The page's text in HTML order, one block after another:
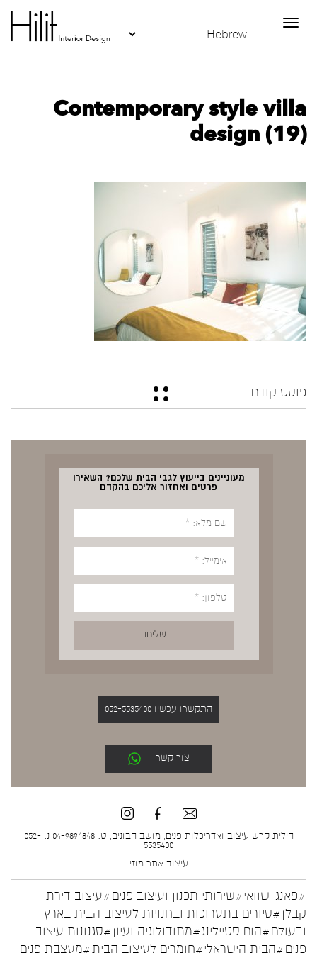
Toggle
navigation
Contemporary style villa
design (19)
פוסט קודם
מעוניינים בייעוץ לגבי הבית שלכם? השאירו
פרטים ואחזור אליכם בהקדם
התקשרו עכשיו 052-5535400
צור קשר
הילית קרש עיצוב ואדריכלות פנים, מושב הבונים, ט: 04-9894848 נ: 052-
5535400
עיצוב אתר מוזי
#פאנג-שוואי#שירותי תכנון ועיצוב פנים#עיצוב דירת
קבלן #סיורים בתערוכות ובחנויות לעיצוב הבית בארץ
ובעולם#הום סטיילינג#מתודולוגיה ועיון #סגנונות עיצוב
פנים#הבית הישראלי#חומרים לעיצוב הבית#מעצבת פנים